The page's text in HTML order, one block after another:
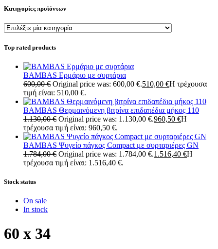
Κατηγορίες προϊόντων
Top rated products
BAMBAS Ερμάριο με συρτάρια
600,00€ Original price was: 600,00 €.510,00 €Η τρέχουσα
τιμή είναι: 510,00 €.
BAMBAS Θερμαινόμενη βιτρίνα επιδαπέδια μήκος 110
1.130,00€ Original price was: 1.130,00 €.960,50 €Η
τρέχουσα τιμή είναι: 960,50 €.
BAMBAS Ψυγείο πάγκος Compact με συρταριέρες GN
1.784,00€ Original price was: 1.784,00 €.1.516,40 €Η
τρέχουσα τιμή είναι: 1.516,40 €.
Stock status
On sale
In stock
60 x 34